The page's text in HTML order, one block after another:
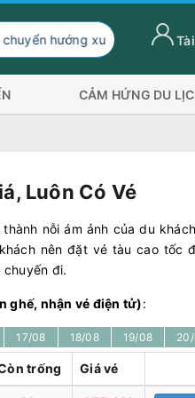
Sóc Trăng Trần Đề đi 2
CẢM HỨNG DU
Luôn Có Vé
nỗi ám ảnh của du
nên đặt vé tàu cao tốc
đi.
ghế, nhận vé điện tử):
17/08 18/08 19/08
trống Giá vé